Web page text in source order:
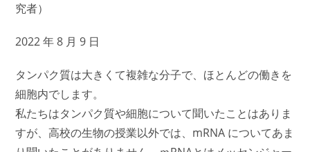
究者）
2022 年 8 月 9 日
タンパク質は大きくて複雑な分子で、ほとんどの働きを
細胞内でします。
私たちはタンパク質や細胞について聞いたことはありま
すが、高校の生物の授業以外では、mRNA についてあま